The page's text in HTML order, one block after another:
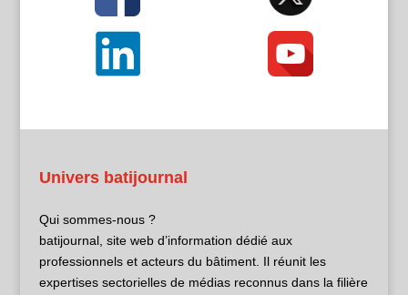
Univers batijournal
Qui sommes-nous ?
batijournal, site web d’information dédié aux
professionnels et acteurs du bâtiment. Il réunit les
expertises sectorielles de médias reconnus dans la filière